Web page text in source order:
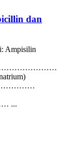
dan
Ampisilin
...